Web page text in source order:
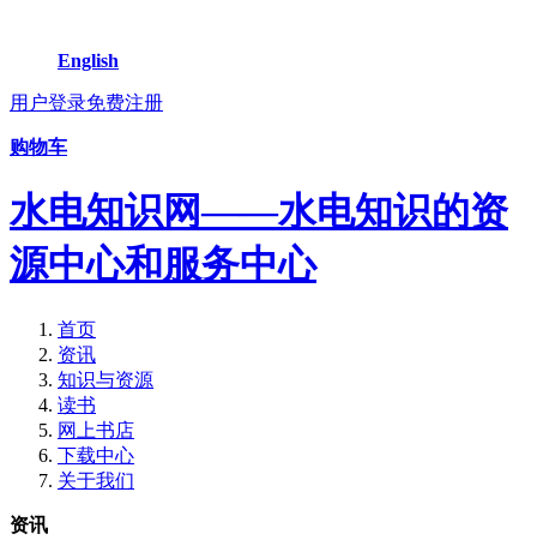
English
用户登录免费注册
购物车
水电知识网——水电知识的资
源中心和服务中心
首页
资讯
知识与资源
读书
网上书店
下载中心
关于我们
资讯